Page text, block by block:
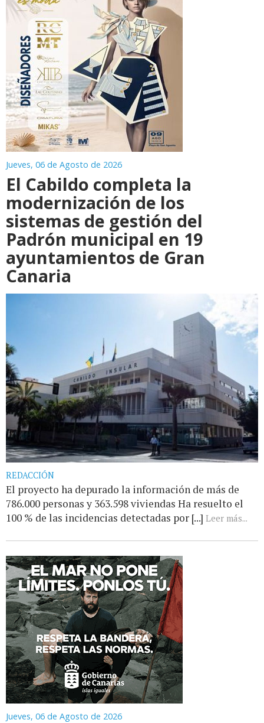
Jueves, 06 de Agosto de 2026
El Cabildo completa la
modernización de los
sistemas de gestión del
Padrón municipal en 19
ayuntamientos de Gran
Canaria
REDACCIÓN
El proyecto ha depurado la información de más de
786.000 personas y 363.598 viviendas Ha resuelto el
100 % de las incidencias detectadas por [...] Leer más...
Jueves, 06 de Agosto de 2026